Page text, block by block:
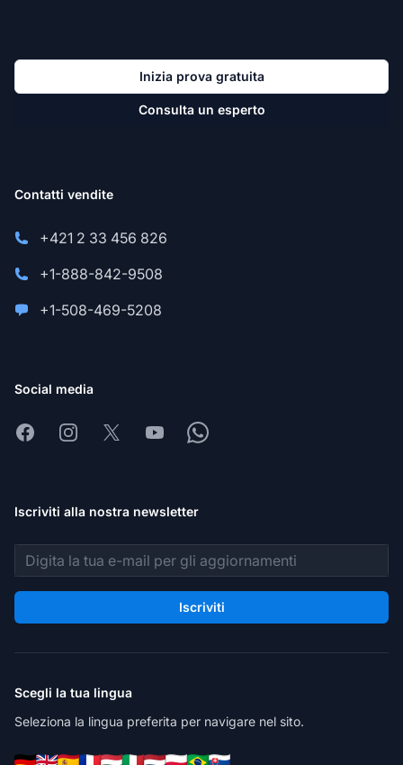
Inizia prova gratuita
Consulta un esperto
Contatti vendite
+421 2 33 456 826
+1-888-842-9508
+1-508-469-5208
Social media
FacebookInstagram
X YoutubeWhatsapp
Iscriviti alla nostra newsletter
Indirizzo email
Iscriviti
Scegli la tua lingua
Seleziona la lingua preferita per navigare nel sito.